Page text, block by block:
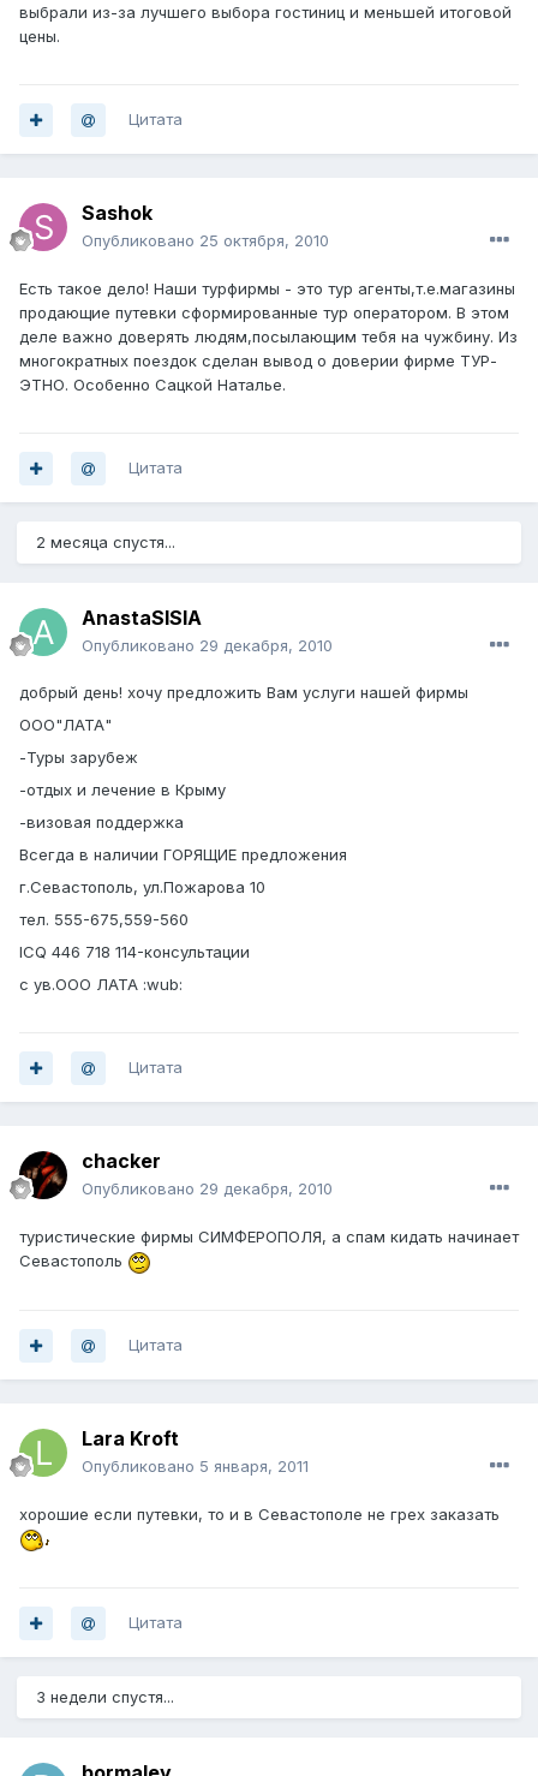
выбрали из-за лучшего выбора гостиниц и меньшей итоговой
цены.
Цитата
Sashok
Опубликовано 25 октября, 2010
Есть такое дело! Наши турфирмы - это тур агенты,т.е.магазины
продающие путевки сформированные тур оператором. В этом
деле важно доверять людям,посылающим тебя на чужбину. Из
многократных поездок сделан вывод о доверии фирме ТУР-
ЭТНО. Особенно Сацкой Наталье.
Цитата
2 месяца спустя...
AnastaSISIA
Опубликовано 29 декабря, 2010
добрый день! хочу предложить Вам услуги нашей фирмы
ООО"ЛАТА"
-Туры зарубеж
-отдых и лечение в Крыму
-визовая поддержка
Всегда в наличии ГОРЯЩИЕ предложения
г.Севастополь, ул.Пожарова 10
тел. 555-675,559-560
ICQ 446 718 114-консультации
с ув.ООО ЛАТА :wub:
Цитата
chacker
Опубликовано 29 декабря, 2010
туристические фирмы СИМФЕРОПОЛЯ, а спам кидать начинает
Севастополь
Цитата
Lara Kroft
Опубликовано 5 января, 2011
хорошие если путевки, то и в Севастополе не грех заказать
Цитата
3 недели спустя...